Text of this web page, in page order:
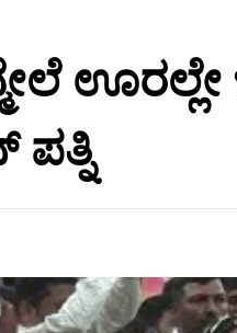
ಊರಲ್ಲೇ
ಪತ್ನಿ